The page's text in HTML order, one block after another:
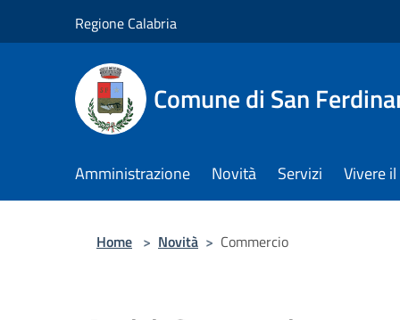
Regione Calabria
Comune di San
Amministrazione Novità Servizi Vivere
Home > Novità > Commercio